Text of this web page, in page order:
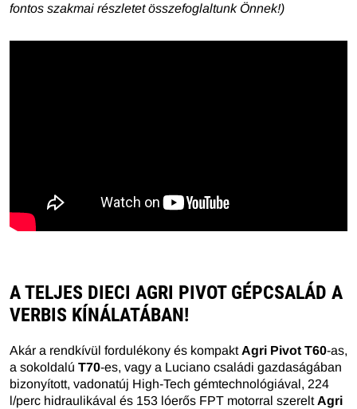
fontos szakmai részletet összefoglaltunk Önnek!)
A TELJES DIECI AGRI PIVOT GÉPCSALÁD A
VERBIS KÍNÁLATÁBAN!
Akár a rendkívül fordulékony és kompakt Agri Pivot T60-as,
a sokoldalú T70-es, vagy a Luciano családi gazdaságában
bizonyított, vadonatúj High-Tech gémtechnológiával, 224
l/perc hidraulikával és 153 lóerős FPT motorral szerelt Agri